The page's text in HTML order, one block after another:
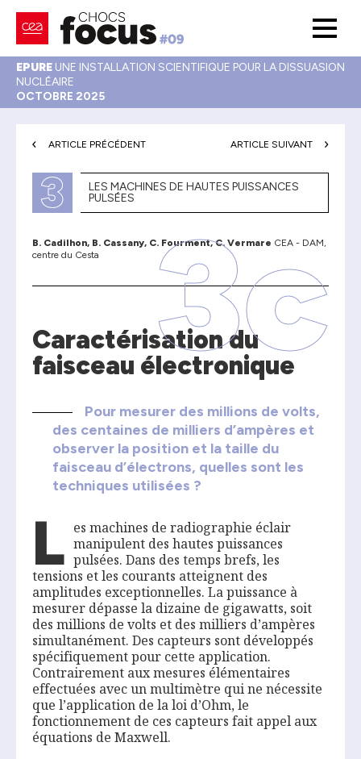
EPURE UNE INSTALLATION SCIENTIFIQUE POUR LA DISSUASION
NUCLÉAIRE
OCTOBRE 2025
ARTICLE PRÉCÉDENT ARTICLE SUIVANT
3
LES MACHINES DE HAUTES PUISSANCES
PULSÉES
3c
Caractérisation du
faisceau électronique
Pour mesurer des millions de volts,
des centaines de milliers d’ampères et
observer la position et la taille du
faisceau d’électrons, quelles sont les
techniques utilisées ?
L es machines de radiographie éclair
manipulent des hautes puissances
pulsées. Dans des temps brefs, les
tensions et les courants atteignent des
amplitudes exceptionnelles. La puissance à
mesurer dépasse la dizaine de gigawatts, soit
des millions de volts et des milliers d’ampères
simultanément. Des capteurs sont développés
spécifiquement pour cette application.
Contrairement aux mesures élémentaires
effectuées avec un multimètre qui ne nécessite
que l’application de la loi d’Ohm, le
fonctionnement de ces capteurs fait appel aux
équations de Maxwell.
B. Cadilhon, B. Cassany, C. Fourment, C. Vermare CEA - DAM,
centre du Cesta